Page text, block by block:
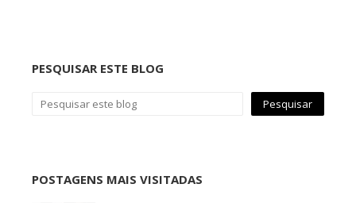
PESQUISAR ESTE BLOG
POSTAGENS MAIS VISITADAS